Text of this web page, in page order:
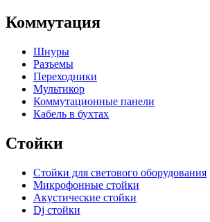
Коммутация
Шнуры
Разъемы
Переходники
Мультикор
Коммутационные панели
Кабель в бухтах
Стойки
Стойки для светового оборудования
Микрофонные стойки
Акустические стойки
Dj стойки